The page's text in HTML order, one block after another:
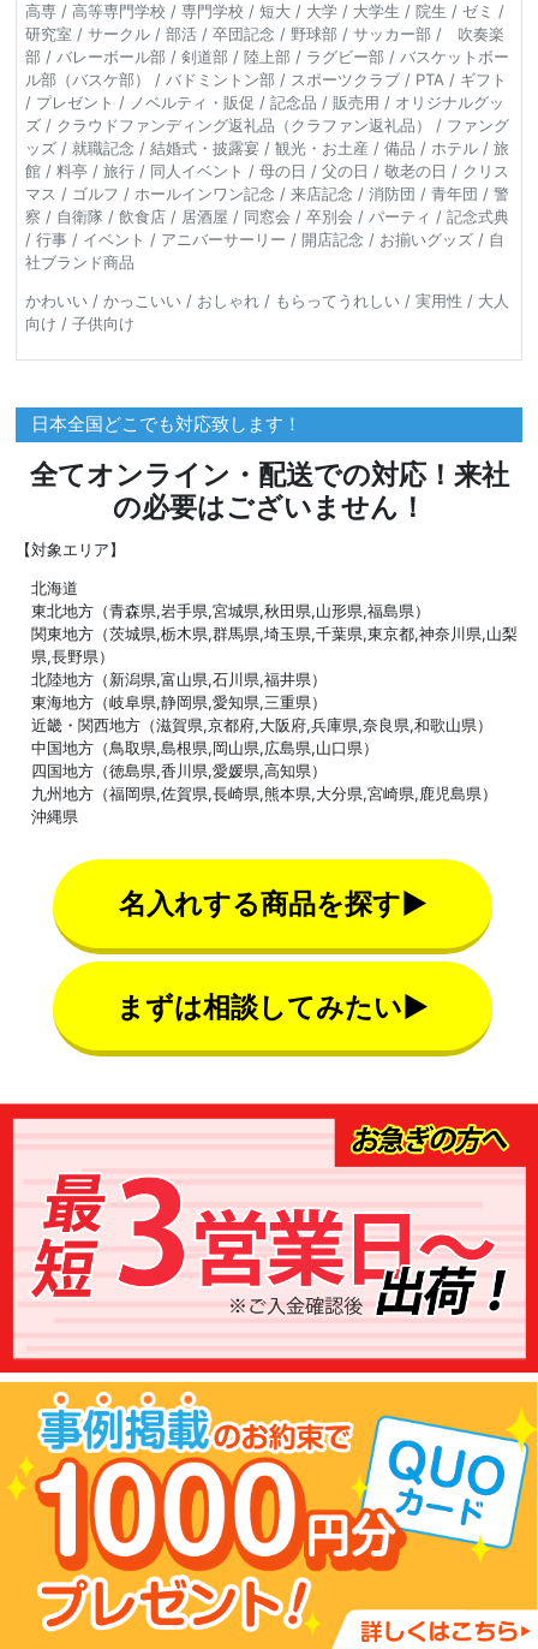
高専 / 高等専門学校 / 専門学校 / 短大 / 大学 / 大学生 / 院生 / ゼミ /
研究室 / サークル / 部活 / 卒団記念 / 野球部 / サッカー部 / 吹奏楽
部 / バレーボール部 / 剣道部 / 陸上部 / ラグビー部 / バスケットボー
ル部（バスケ部） / バドミントン部 / スポーツクラブ / PTA / ギフト
/ プレゼント / ノベルティ・販促 / 記念品 / 販売用 / オリジナルグッ
ズ / クラウドファンディング返礼品（クラファン返礼品） / ファング
ッズ / 就職記念 / 結婚式・披露宴 / 観光・お土産 / 備品 / ホテル / 旅
館 / 料亭 / 旅行 / 同人イベント / 母の日 / 父の日 / 敬老の日 / クリス
マス / ゴルフ / ホールインワン記念 / 来店記念 / 消防団 / 青年団 / 警
察 / 自衛隊 / 飲食店 / 居酒屋 / 同窓会 / 卒別会 / パーティ / 記念式典
/ 行事 / イベント / アニバーサーリー / 開店記念 / お揃いグッズ / 自
社ブランド商品
かわいい / かっこいい / おしゃれ / もらってうれしい / 実用性 / 大人
向け / 子供向け
日本全国どこでも対応致します！
全てオンライン・配送での対応！来社
の必要はございません！
【対象エリア】
北海道
東北地方（青森県,岩手県,宮城県,秋田県,山形県,福島県）
関東地方（茨城県,栃木県,群馬県,埼玉県,千葉県,東京都,神奈川県,山梨
県,長野県）
北陸地方（新潟県,富山県,石川県,福井県）
東海地方（岐阜県,静岡県,愛知県,三重県）
近畿・関西地方（滋賀県,京都府,大阪府,兵庫県,奈良県,和歌山県）
中国地方（鳥取県,島根県,岡山県,広島県,山口県）
四国地方（徳島県,香川県,愛媛県,高知県）
九州地方（福岡県,佐賀県,長崎県,熊本県,大分県,宮崎県,鹿児島県）
沖縄県
名入れする商品を探す▶
まずは相談してみたい▶